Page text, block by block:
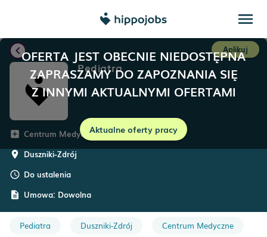
menu
OFERTA JEST OBECNIE NIEDOSTĘPNA
ZAPRASZAMY DO ZAPOZNANIA SIĘ
Z INNYMI AKTUALNYMI OFERTAMI
Aktualne oferty pracy
chevron_left Aplikuj
Pediatra
add_box Centrum Medyczne Salus
room Duszniki-Zdrój
schedule Do ustalenia
description Umowa: Dowolna
Pediatra Duszniki-Zdrój Centrum Medyczne